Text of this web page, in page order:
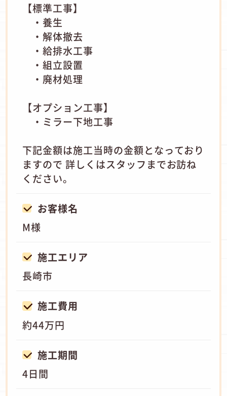
【標準工事】
・養生
・解体撤去
・給排水工事
・組立設置
・廃材処理
【オプション工事】
・ミラー下地工事
下記金額は施工当時の金額となっており
ますので 詳しくはスタッフまでお訪ね
ください。
お客様名
M様
施工エリア
長崎市
施工費用
約44万円
施工期間
4日間